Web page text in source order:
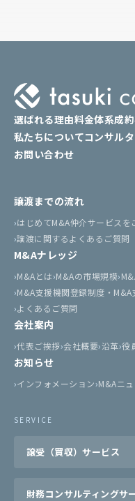
選ばれる理由料金体系成
私たちについてコンサル
お問い合わせ
譲渡までの流れ
はじめてM&A仲介サービスを
譲渡に関するよくあるご質問
M&Aナレッジ
M&Aとは M&Aの市場規模
M&A支援機関登録制度・
よくあるご質問
会社案内
代表ご挨拶 会社概要 沿革 役
お知らせ
インフォメーション M&Aニュ
SERVICE
譲受（買収）サービス
財務コンサルティングサ